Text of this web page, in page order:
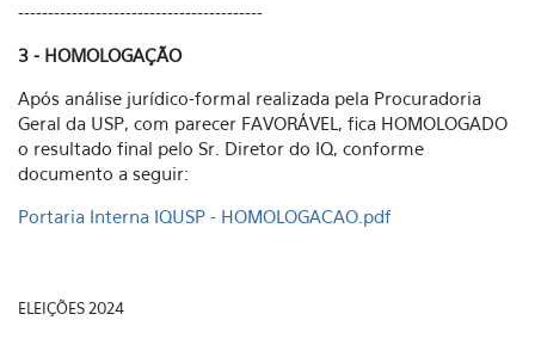
-----------------------------------------
3 - HOMOLOGAÇÃO
Após análise jurídico-formal realizada pela Procuradoria
Geral da USP, com parecer FAVORÁVEL, fica HOMOLOGADO
o resultado final pelo Sr. Diretor do IQ, conforme
documento a seguir:
Portaria Interna IQUSP - HOMOLOGACAO.pdf
ELEIÇÕES 2024